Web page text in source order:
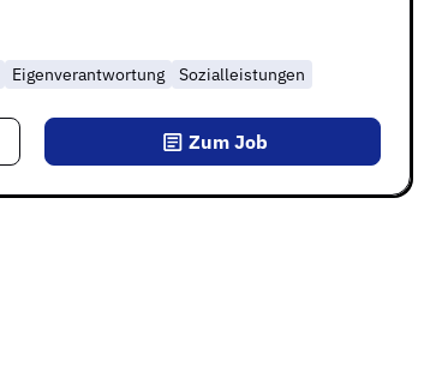
Eigenverantwortung
Sozialleistungen
Zum Job